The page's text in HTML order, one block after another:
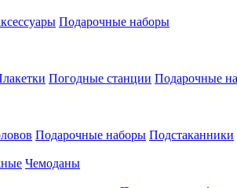
Подарочные наборы
Погодные станции Подарочные
Подарочные наборы Подстаканники
Чемоданы